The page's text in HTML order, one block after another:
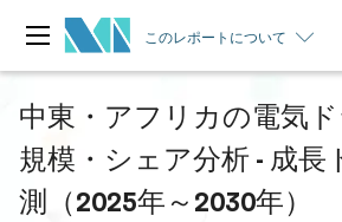
このレポートについて
中東・アフリカの電気
規模・シェア分析 - 成長
測（2025年～2030年）